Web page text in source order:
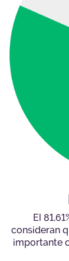
El
consideran
importante